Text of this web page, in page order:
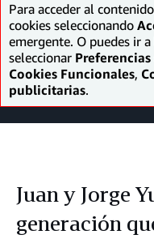
Para acceder al
cookies seleccionando
emergente. O puedes ir
seleccionar
Cookies Funcionales,
publicitarias.
Juan y Jorge
generación